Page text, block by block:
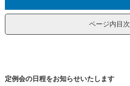
ページ内目次
定例会の日程をお知らせいたします